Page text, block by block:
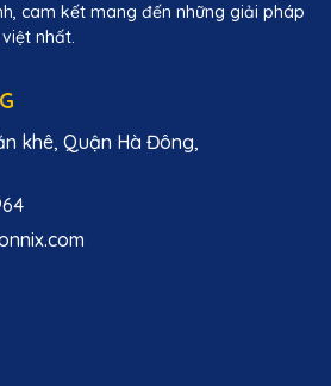
cam kết mang đến những giải pháp
nhất.
khê, Quận Hà Đông,